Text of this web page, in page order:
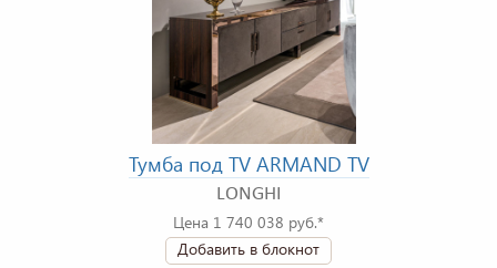
Тумба под TV ARMAND TV
LONGHI
Цена 1 740 038 руб.*
Добавить в блокнот